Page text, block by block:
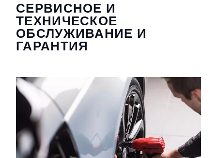
СЕРВИСНОЕ И
ТЕХНИЧЕСКОЕ
ОБСЛУЖИВАНИЕ И
ГАРАНТИЯ